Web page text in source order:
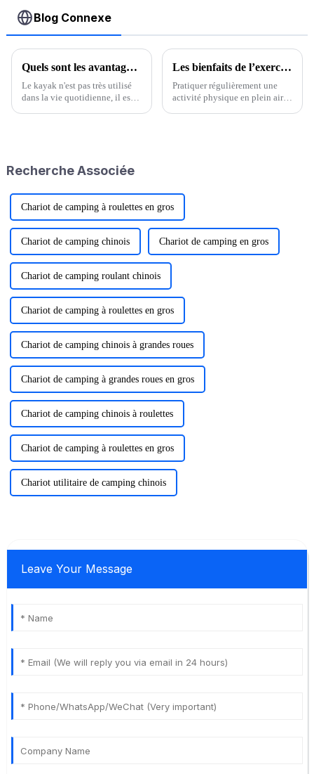
Blog Connexe
Quels sont les avantages du kayak ?
Le kayak n'est pas très utilisé
dans la vie quotidienne, il est
l'aviron ordinaire, donc
Les bienfaits de l’exercice régulier en plein air
Pratiquer régulièrement une
activité physique en plein air
Recherche Associée
Chariot de camping à roulettes en gros
Chariot de camping chinois Chariot de camping en gros
Chariot de camping roulant chinois
Chariot de camping à roulettes en gros
Chariot de camping chinois à grandes roues
Chariot de camping à grandes roues en gros
Chariot de camping chinois à roulettes
Chariot de camping à roulettes en gros
Chariot utilitaire de camping chinois
Leave Your Message